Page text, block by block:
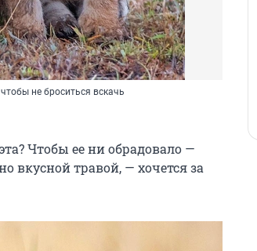
не броситься вскачь
Чтобы ее ни обрадовало —
вкусной травой, — хочется за